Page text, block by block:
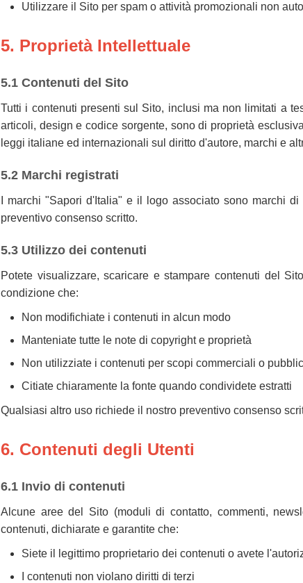
Utilizzare il Sito per spam o attività promozionali non
5. Proprietà Intellettuale
5.1 Contenuti del Sito
Tutti i contenuti presenti sul Sito, inclusi ma non limitati a
articoli, design e codice sorgente, sono di proprietà
leggi italiane ed internazionali sul diritto d'autore, marchi e
5.2 Marchi registrati
I marchi "Sapori d'Italia" e il logo associato sono marchi
preventivo consenso scritto.
5.3 Utilizzo dei contenuti
Potete visualizzare, scaricare e stampare contenuti del
condizione che:
Non modifichiate i contenuti in alcun modo
Manteniate tutte le note di copyright e proprietà
Non utilizziate i contenuti per scopi commerciali o
Citiate chiaramente la fonte quando condividete estratti
Qualsiasi altro uso richiede il nostro preventivo consenso
6. Contenuti degli Utenti
6.1 Invio di contenuti
Alcune aree del Sito (moduli di contatto, commenti,
contenuti, dichiarate e garantite che:
Siete il legittimo proprietario dei contenuti o avete
I contenuti non violano diritti di terzi